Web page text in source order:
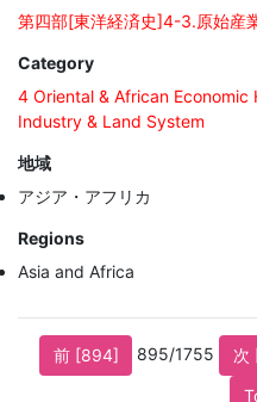
第四部[東洋経済史]4-3.原始産
Category
4 Oriental & African
Industry & Land System
地域
アジア・アフリカ
Regions
Asia and Africa
前 [894] 895/1755 次